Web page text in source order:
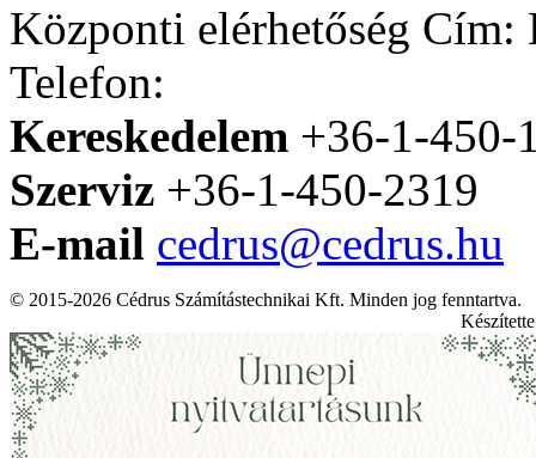
Központi elérhetőség Cím:
Telefon:
Kereskedelem +36-1-450-
Szerviz +36-1-450-2319
E-mail cedrus@cedrus.hu
© 2015-2026 Cédrus Számítástechnikai Kft. Minden jog fenntartva.